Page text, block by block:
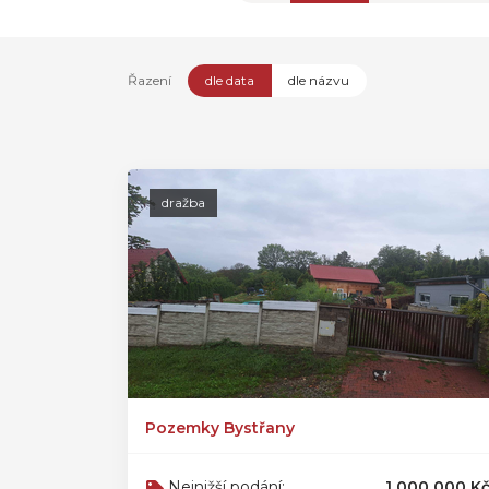
Řazení dle data dle názvu
dražba
Pozemky Bystřany